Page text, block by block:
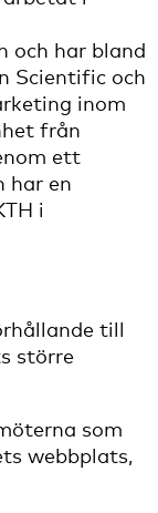
och har bland
Scientific och
inom
från
ett
har en
i
till
större
som
webbplats,